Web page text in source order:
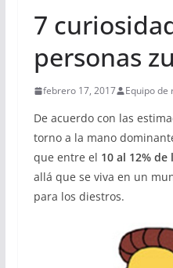
7
personas
febrero 17, 2017 Equipo de
De acuerdo con las
torno a la mano
que entre el 10 al 12%
allá que se viva en un
para los diestros.